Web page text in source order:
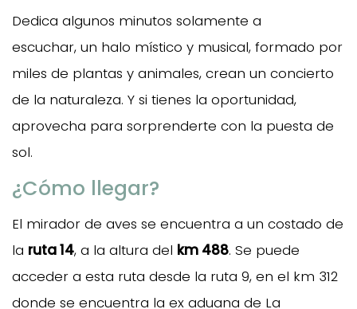
Dedica algunos minutos solamente a
escuchar, un halo místico y musical, formado por
miles de plantas y animales, crean un concierto
de la naturaleza. Y si tienes la oportunidad,
aprovecha para sorprenderte con la puesta de
sol.
¿Cómo llegar?
El mirador de aves se encuentra a un costado de
la ruta 14, a la altura del km 488. Se puede
acceder a esta ruta desde la ruta 9, en el km 312
donde se encuentra la ex aduana de La